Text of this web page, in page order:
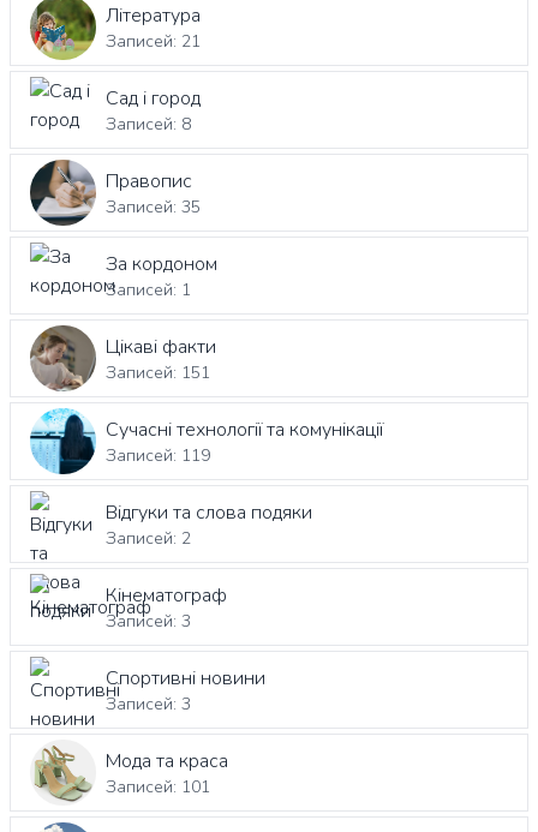
Література
Записей: 21
Сад і город
Записей: 8
Правопис
Записей: 35
За кордоном
Записей: 1
Цікаві факти
Записей: 151
Сучасні технології та комунікації
Записей: 119
Відгуки та слова подяки
Записей: 2
Кінематограф
Записей: 3
Спортивні новини
Записей: 3
Мода та краса
Записей: 101